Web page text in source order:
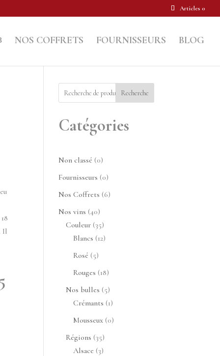
Articles 0
NOS COFFRETS FOURNISSEURS BLOG
Il
Recherche
Catégories
Non classé 00
produit
Fournisseurs 00
produit
Nos Coffrets 66
Nos vins 4040
produits
Couleur 3535
produits
Blancs 1212
Rosé 55
produits
Rouges 1818
produits
Nos bulles 55
produits
Crémants 11
produit
Mousseux 00
Régions 3535
produits
Alsace 33